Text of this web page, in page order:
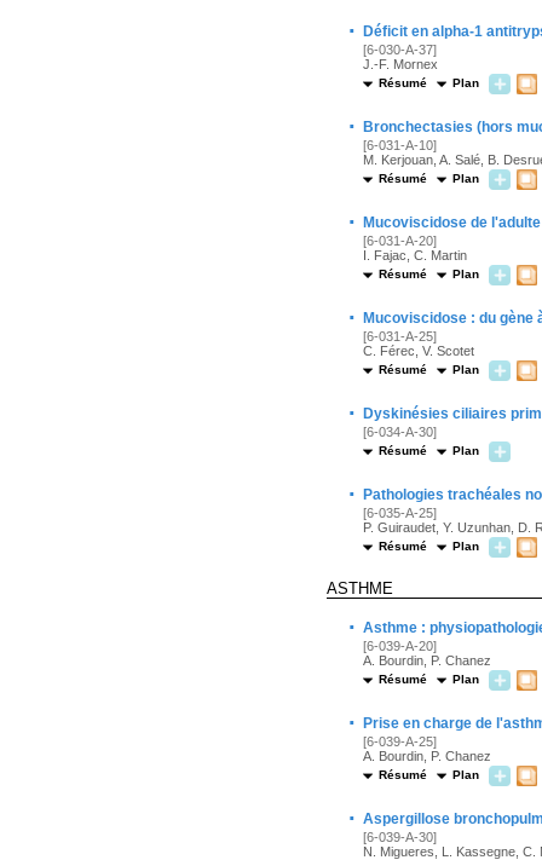
· Déficit en alpha-1
[6-030-A-37]
J.-F. Mornex
Résumé Plan
· Bronchectasies (hors
[6-031-A-10]
M. Kerjouan, A. Salé, B.
Résumé Plan
· Mucoviscidose de l'adulte
[6-031-A-20]
I. Fajac, C. Martin
Résumé Plan
· Mucoviscidose : du gène
[6-031-A-25]
C. Férec, V. Scotet
Résumé Plan
· Dyskinésies ciliaires
[6-034-A-30]
Résumé Plan
· Pathologies trachéales
[6-035-A-25]
P. Guiraudet, Y. Uzunhan, D.
Résumé Plan
ASTHME
· Asthme :
[6-039-A-20]
A. Bourdin, P. Chanez
Résumé Plan
· Prise en charge de
[6-039-A-25]
A. Bourdin, P. Chanez
Résumé Plan
· Aspergillose
[6-039-A-30]
N. Migueres, L. Kassegne,